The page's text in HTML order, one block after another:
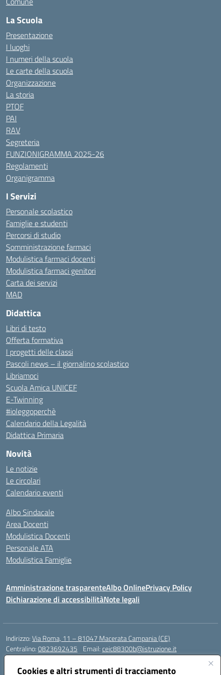
Cookies e altri strumenti di tracciamento
La Scuola
Presentazione
I luoghi
I numeri della scuola
Le carte della scuola
Organizzazione
La storia
PTOF
PAI
RAV
Segreteria
FUNZIONIGRAMMA 2025-26
Regolamenti
Organigramma
I Servizi
Personale scolastico
Famiglie e studenti
Percorsi di studio
Somministrazione farmaci
Modulistica farmaci docenti
Modulistica farmaci genitori
Carta dei servizi
MAD
Didattica
Libri di testo
Offerta formativa
I progetti delle classi
Pascoli news – il giornalino scolastico
Libriamoci
Scuola Amica UNICEF
E-Twinning
#ioleggoperchè
Calendario della Legalità
Didattica Primaria
Novità
Le notizie
Le circolari
Calendario eventi
Albo Sindacale
Area Docenti
Modulistica Docenti
Personale ATA
Modulistica Famiglie
Amministrazione trasparenteAlbo OnlinePrivacy Policy
Dichiarazione di accessibilitàNote legali
Indirizzo:Via Roma, 11 – 81047 Macerata Campania (CE)
Centralino:0823692435 Email:ceic88300b@istruzione.it
Posta elettronica certificata (PEC):